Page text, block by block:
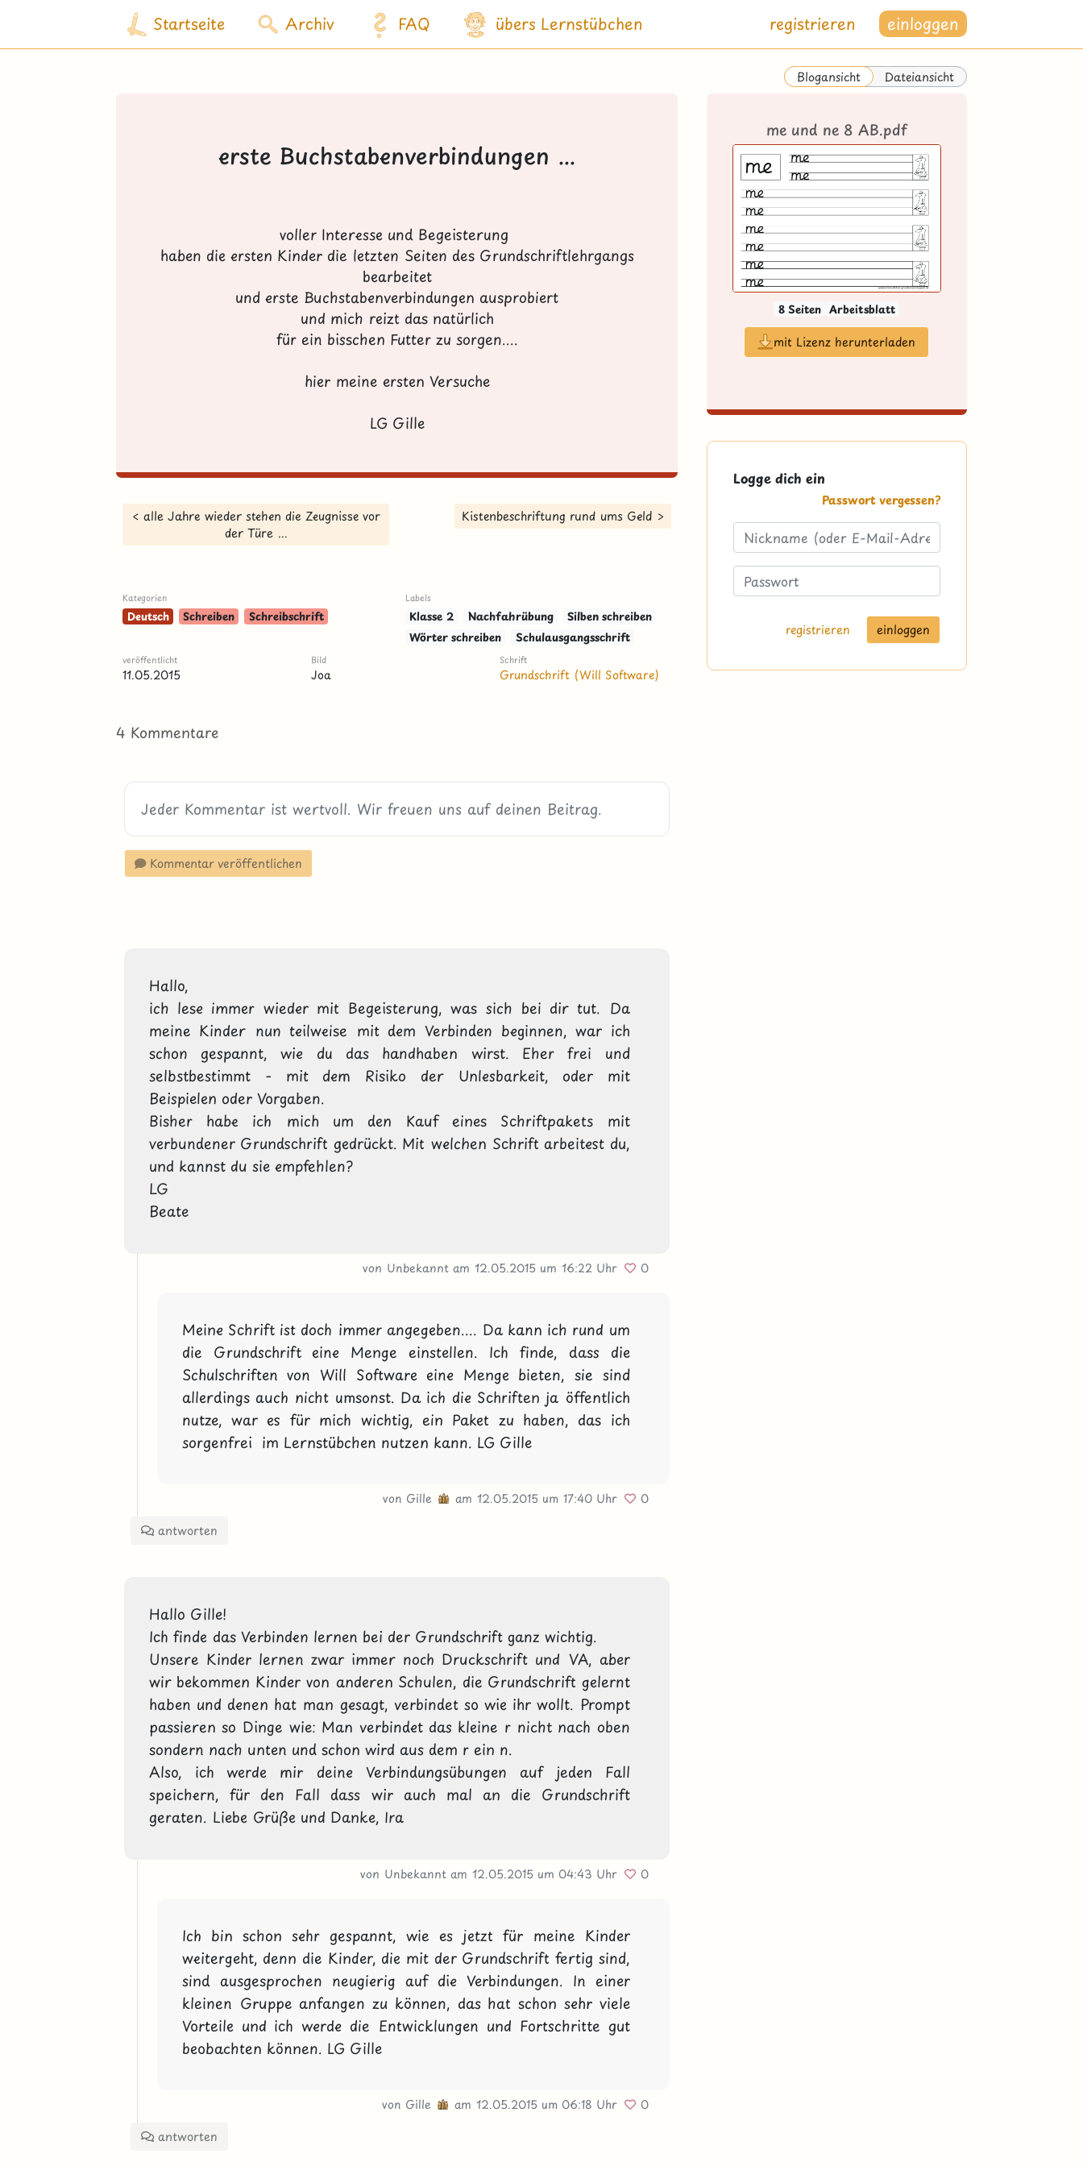
Startseite Archiv FAQ übers Lernstübchen registrieren einloggen
Blogansicht Dateiansicht
erste Buchstabenverbindungen ...
voller Interesse und Begeisterung
haben die ersten Kinder die letzten Seiten des Grundschriftlehrgangs
bearbeitet
und erste Buchstabenverbindungen ausprobiert
und mich reizt das natürlich
für ein bisschen Futter zu sorgen....
hier meine ersten Versuche
LG Gille
< alle Jahre wieder stehen die Zeugnisse vor
der Türe ...
Kistenbeschriftung rund ums Geld >
Kategorien
Deutsch Schreiben Schreibschrift
Labels
Klasse 2 Nachfahrübung
Silben schreiben
Wörter schreiben
Schulausgangsschrift
veröffentlicht
11.05.2015
Bild
Joa
Schrift
Grundschrift (Will Software)
4 Kommentare
Kommentar veröffentlichen
Hallo,
ich lese immer wieder mit Begeisterung, was sich bei dir tut. Da
meine Kinder nun teilweise mit dem Verbinden beginnen, war ich
schon gespannt, wie du das handhaben wirst. Eher frei und
selbstbestimmt - mit dem Risiko der Unlesbarkeit, oder mit
Beispielen oder Vorgaben.
Bisher habe ich mich um den Kauf eines Schriftpakets mit
verbundener Grundschrift gedrückt. Mit welchen Schrift arbeitest du,
und kannst du sie empfehlen?
LG
Beate
von Unbekanntam 12.05.2015 um 16:22 Uhr 0
Meine Schrift ist doch immer angegeben.... Da kann ich rund um
die Grundschrift eine Menge einstellen. Ich finde, dass die
Schulschriften von Will Software eine Menge bieten, sie sind
allerdings auch nicht umsonst. Da ich die Schriften ja öffentlich
nutze, war es für mich wichtig, ein Paket zu haben, das ich
sorgenfrei  im Lernstübchen nutzen kann. LG Gille
von Gille am 12.05.2015 um 17:40 Uhr 0
antworten
Hallo Gille!
Ich finde das Verbinden lernen bei der Grundschrift ganz wichtig.
Unsere Kinder lernen zwar immer noch Druckschrift und VA, aber
wir bekommen Kinder von anderen Schulen, die Grundschrift gelernt
haben und denen hat man gesagt, verbindet so wie ihr wollt. Prompt
passieren so Dinge wie: Man verbindet das kleine r nicht nach oben
sondern nach unten und schon wird aus dem r ein n.
Also, ich werde mir deine Verbindungsübungen auf jeden Fall
speichern, für den Fall dass wir auch mal an die Grundschrift
geraten. Liebe Grüße und Danke, Ira
von Unbekanntam 12.05.2015 um 04:43 Uhr 0
Ich bin schon sehr gespannt, wie es jetzt für meine Kinder
weitergeht, denn die Kinder, die mit der Grundschrift fertig sind,
sind ausgesprochen neugierig auf die Verbindungen. In einer
kleinen Gruppe anfangen zu können, das hat schon sehr viele
Vorteile und ich werde die Entwicklungen und Fortschritte gut
beobachten können. LG Gille
von Gille am 12.05.2015 um 06:18 Uhr 0
antworten
me und ne 8 AB.pdf
8 Seiten Arbeitsblatt
mit Lizenz herunterladen
Logge dich ein
Passwort vergessen?
registrieren